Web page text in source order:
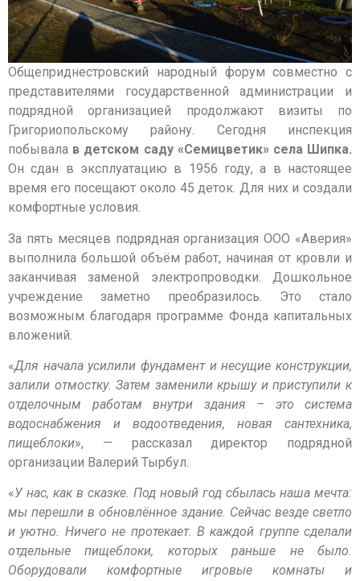
Общеприднестровский народный форум совместно с
представителями государственной администрации и
подрядной организацией продолжают визиты по
Григориопольскому району. Сегодня инспекция
побывала в детском саду «Семицветик» села Шипка.
Он сдан в эксплуатацию в 1956 году, а в настоящее
время его посещают около 45 деток. Для них и создали
комфортные условия.
За пять месяцев подрядная организация ООО «Аверия»
выполнила большой объём работ, начиная от кровли и
заканчивая заменой электропроводки. Дошкольное
учреждение заметно преобразилось. Это стало
возможным благодаря программе Фонда капитальных
вложений.
«Для начала усилили фундамент и несущие конструкции,
залили отмостку. Затем заменили крышу и приступили к
отделочным работам внутри здания – это система
водоснабжения и водоотведения, новая сантехника,
пищеблоки», — рассказал директор подрядной
организации Валерий Тырбул.
«У нас, как в сказке. Под новый год сбылась наша мечта:
мы перешли в обновлённое здание. Сейчас везде светло
и уютно. Ничего не протекает. В каждой группе сделали
отдельные пищеблоки, которых раньше не было.
Оборудовали комфортные игровые комнаты и